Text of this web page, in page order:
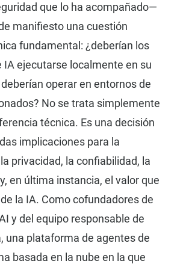
que lo ha acompañado—
manifiesto una cuestión
fundamental: ¿deberían los
IA ejecutarse localmente en su
operar en entornos de
No se trata simplemente
técnica. Es una decisión
implicaciones para la
privacidad, la confiabilidad, la
en última instancia, el valor que
la IA. Como cofundadores de
y del equipo responsable de
una plataforma de agentes de
basada en la nube en la que